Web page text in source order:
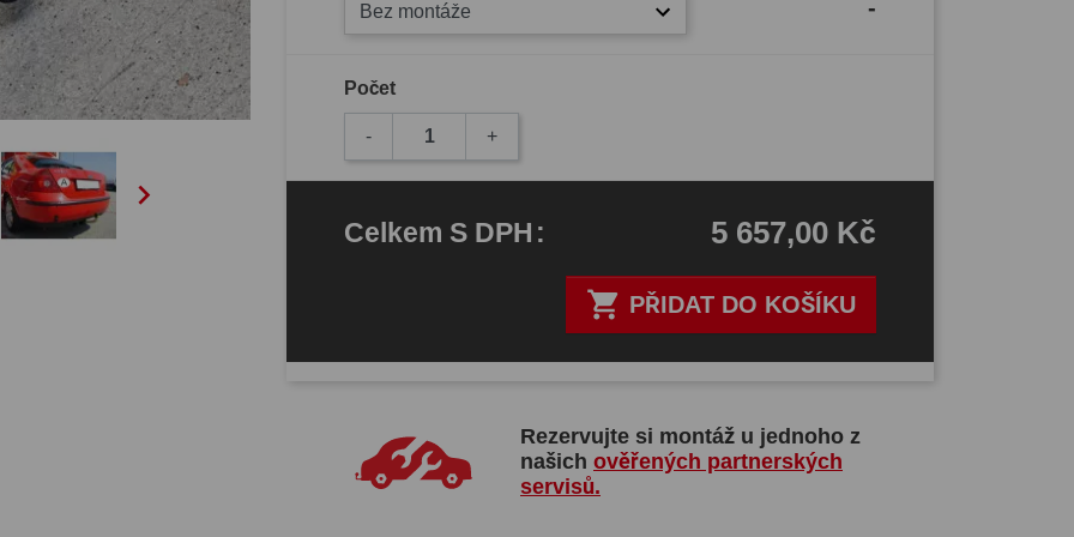

Bez montáže -
Počet
- +
 PŘIDAT DO KOŠÍKU
Celkem S DPH: 5 657,00 Kč
Rezervujte si montáž u jednoho z
našich ověřených partnerských
servisů.